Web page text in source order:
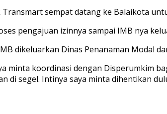
sempat datang ke Balaikota
pengajuan izinnya sampai IMB nya
dikeluarkan Dinas Penanaman Modal
minta koordinasi dengan Disperumkim
di segel. Intinya saya minta dihentikan